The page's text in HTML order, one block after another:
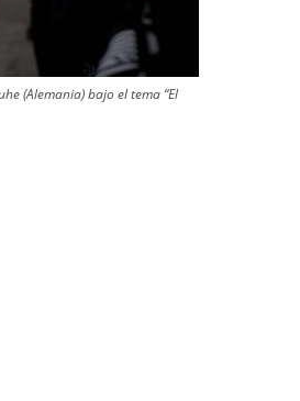
(Alemania) bajo el tema “El